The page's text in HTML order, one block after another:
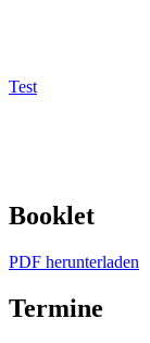
Test
Booklet
PDF herunterladen
Termine